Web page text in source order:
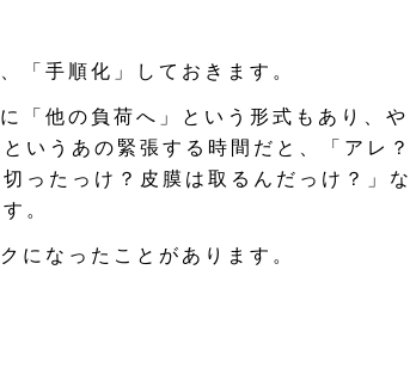
「手順化」しておきます。
「他の負荷へ」という形式もあり、や
いうあの緊張する時間だと、「アレ？
ったっけ？皮膜は取るんだっけ？」な
。
になったことがあります。